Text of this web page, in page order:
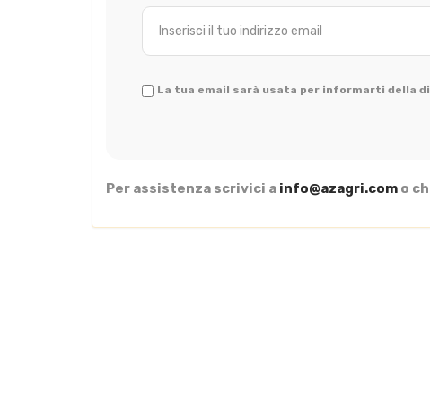
La tua email sarà usata per informarti della
Per assistenza scrivici a info@azagri.com o